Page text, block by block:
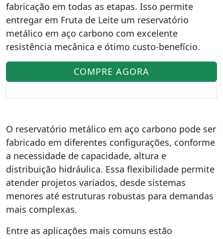
fabricação em todas as etapas. Isso permite
entregar em Fruta de Leite um reservatório
metálico em aço carbono com excelente
resistência mecânica e ótimo custo-benefício.
COMPRE AGORA
O reservatório metálico em aço carbono pode ser
fabricado em diferentes configurações, conforme
a necessidade de capacidade, altura e
distribuição hidráulica. Essa flexibilidade permite
atender projetos variados, desde sistemas
menores até estruturas robustas para demandas
mais complexas.
Entre as aplicações mais comuns estão